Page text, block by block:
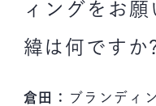
ィングをお
緯は何ですか
倉田：
ブランディ